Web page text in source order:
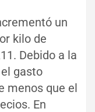
un
kilo de
Debido a la
gasto
menos que el
En